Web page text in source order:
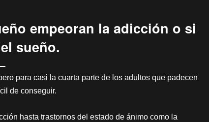
empeoran la adicción o si
sueño.
para casi la cuarta parte de los adultos que padecen
de conseguir.
hasta trastornos del estado de ánimo como la